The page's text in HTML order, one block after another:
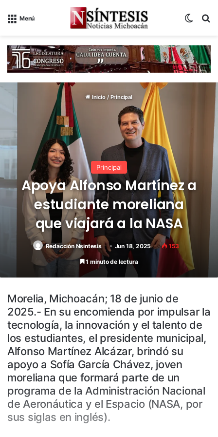
Menú
Inicio / Principal
Principal
Apoya Alfonso Martínez a
estudiante moreliana
que viajará a la NASA
Redacción Nsintesis Jun 18, 2025 153
1 minuto de lectura
Morelia, Michoacán; 18 de junio de
2025.- En su encomienda por impulsar la
tecnología, la innovación y el talento de
los estudiantes, el presidente municipal,
Alfonso Martínez Alcázar, brindó su
apoyo a Sofía García Chávez, joven
moreliana que formará parte de un
programa de la Administración Nacional
de Aeronáutica y el Espacio (NASA, por
sus siglas en inglés).